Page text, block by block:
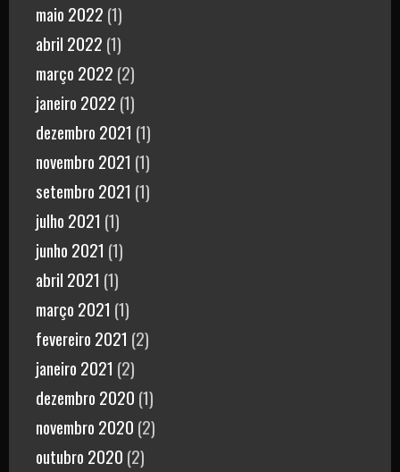
maio 2022 (1)
abril 2022 (1)
março 2022 (2)
janeiro 2022 (1)
dezembro 2021 (1)
novembro 2021 (1)
setembro 2021 (1)
julho 2021 (1)
junho 2021 (1)
abril 2021 (1)
março 2021 (1)
fevereiro 2021 (2)
janeiro 2021 (2)
dezembro 2020 (1)
novembro 2020 (2)
outubro 2020 (2)